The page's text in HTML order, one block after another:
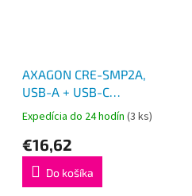
AXAGON CRE-SMP2A,
USB-A + USB-C
PocketReader 4-slot
čítačka Smart card
(eObčanka) +
SD/microSD/SIM
Expedícia do 24 hodín (3 ks)
€16,62
Do košíka